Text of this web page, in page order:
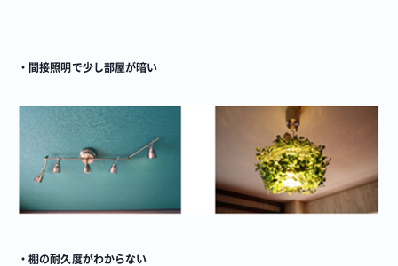
・間接照明で少し部屋が暗い
・棚の耐久度がわからない